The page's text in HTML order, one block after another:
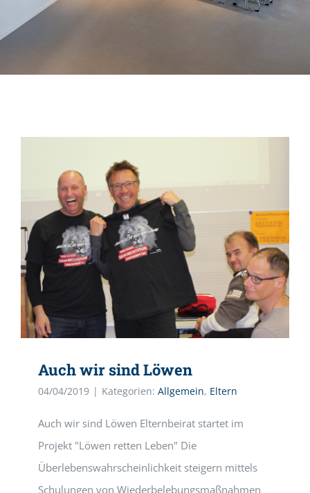
Auch wir sind Löwen
04/04/2019 | Kategorien: Allgemein, Eltern
Auch wir sind Löwen Elternbeirat startet im
Projekt "Löwen retten Leben" Die
Überlebenswahrscheinlichkeit steigern mittels
Schulungen von Wiederbelebungsmaßnahmen